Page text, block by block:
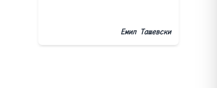
Емил Ташевски